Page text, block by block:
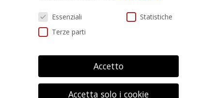
Privacy Policy
GDPR Personal data
Preferenze Privacy
Essenziali
Statistiche
Terze parti
Accetto
Accetta solo i cookie